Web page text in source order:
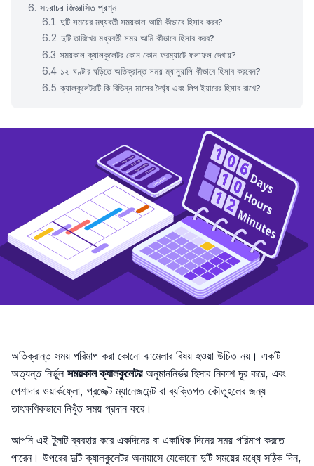
সচরাচর জিজ্ঞাসিত প্রশ্ন
দুটি সময়ের মধ্যবর্তী সময়কাল আমি কীভাবে হিসাব করব?
দুটি তারিখের মধ্যবর্তী সময় আমি কীভাবে হিসাব করব?
সময়কাল ক্যালকুলেটর কোন কোন ফরম্যাটে ফলাফল দেখায়?
১২-ঘণ্টার ঘড়িতে অতিক্রান্ত সময় ম্যানুয়ালি কীভাবে হিসাব করবেন?
ক্যালকুলেটরটি কি বিভিন্ন মাসের দৈর্ঘ্য এবং লিপ ইয়ারের হিসাব রাখে?
অতিক্রান্ত সময় পরিমাপ করা কোনো ঝামেলার বিষয় হওয়া উচিত নয়। একটি
অত্যন্ত নির্ভুল সময়কাল ক্যালকুলেটরঅনুমাননির্ভর হিসাব নিকাশ দূর করে, এবং
পেশাদার ওয়ার্কফ্লো, প্রজেক্ট ম্যানেজমেন্ট বা ব্যক্তিগত কৌতূহলের জন্য
তাৎক্ষণিকভাবে নিখুঁত সময় প্রদান করে।
আপনি এই টুলটি ব্যবহার করে একদিনের বা একাধিক দিনের সময় পরিমাপ করতে
পারেন। উপরের দুটি ক্যালকুলেটর অনায়াসে যেকোনো দুটি সময়ের মধ্যে সঠিক দিন,